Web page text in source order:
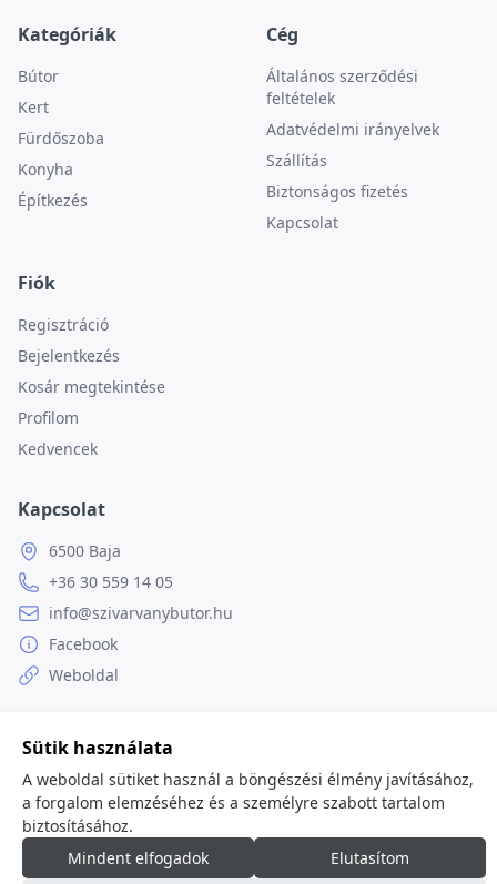
Kategóriák
Bútor
Kert
Fürdőszoba
Konyha
Építkezés
Cég
Általános szerződési
feltételek
Adatvédelmi irányelvek
Szállítás
Biztonságos fizetés
Kapcsolat
Fiók
Regisztráció
Bejelentkezés
Kosár megtekintése
Profilom
Kedvencek
Kapcsolat
6500 Baja
+36 30 559 14 05
info@szivarvanybutor.hu
Facebook
Weboldal
© 2026minden jog fenntartva.
Sütik használata
A weboldal sütiket használ a böngészési élmény javításához,
a forgalom elemzéséhez és a személyre szabott tartalom
biztosításához.
Mindent elfogadok
Elutasítom